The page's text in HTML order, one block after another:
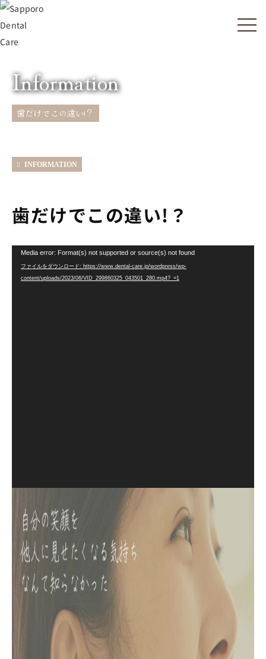
Information
歯だけでこの違い!？
INFORMATION
歯だけでこの違い!？
Media error: Format(s) not supported or source(s) not found
ファイルをダウンロード: https://www.dental-care.jp/wordpress/wp-
content/uploads/2023/06/VID_299860325_043501_280.mp4?_=1